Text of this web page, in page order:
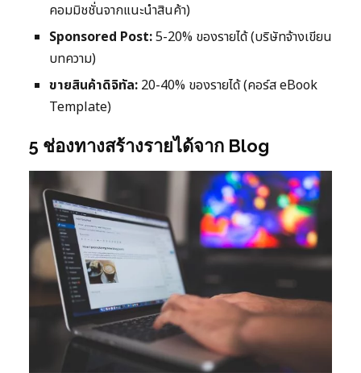
คอมมิชชั่นจากแนะนำสินค้า)
Sponsored Post:5-20% ของรายได้ (บริษัทจ้างเขียน
บทความ)
ขายสินค้าดิจิทัล: 20-40% ของรายได้ (คอร์ส eBook
Template)
5 ช่องทางสร้างรายได้จาก Blog